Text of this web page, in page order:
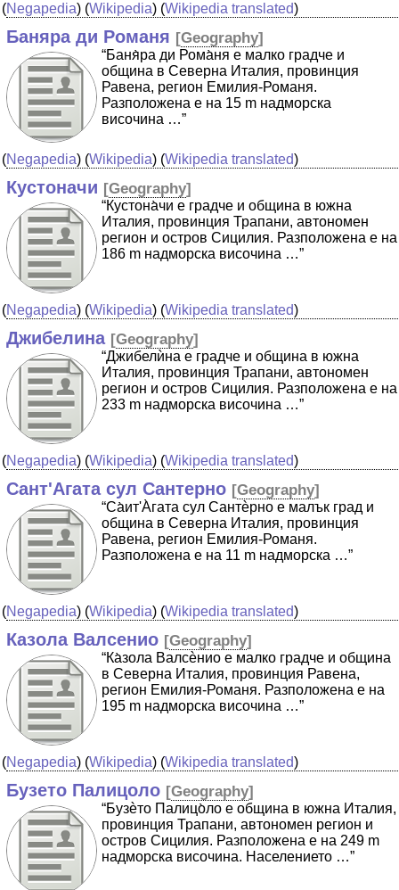
(Negapedia) (Wikipedia) (Wikipedia translated)
Баняра ди Романя [Geography]
“Баня̀ра ди Рома̀ня е малко градче и
община в Северна Италия, провинция
Равена, регион Емилия-Романя.
Разположена е на 15 m надморска
височина …”
(Negapedia) (Wikipedia) (Wikipedia translated)
Кустоначи [Geography]
“Кустона̀чи е градче и община в южна
Италия, провинция Трапани, автономен
регион и остров Сицилия. Разположена е на
186 m надморска височина …”
(Negapedia) (Wikipedia) (Wikipedia translated)
Джибелина [Geography]
“Джибелѝна е градче и община в южна
Италия, провинция Трапани, автономен
регион и остров Сицилия. Разположена е на
233 m надморска височина …”
(Negapedia) (Wikipedia) (Wikipedia translated)
Сант'Агата сул Сантерно [Geography]
“Cа̀ит'А̀гата сул Сантѐрно е малък град и
община в Северна Италия, провинция
Равена, регион Емилия-Романя.
Разположена е на 11 m надморска …”
(Negapedia) (Wikipedia) (Wikipedia translated)
Казола Валсенио [Geography]
“Ка̀зола Валсѐнио е малко градче и община
в Северна Италия, провинция Равена,
регион Емилия-Романя. Разположена е на
195 m надморска височина …”
(Negapedia) (Wikipedia) (Wikipedia translated)
Бузето Палицоло [Geography]
“Бузѐто Палицо̀ло е община в южна Италия,
провинция Трапани, автономен регион и
остров Сицилия. Разположена е на 249 m
надморска височина. Населението …”